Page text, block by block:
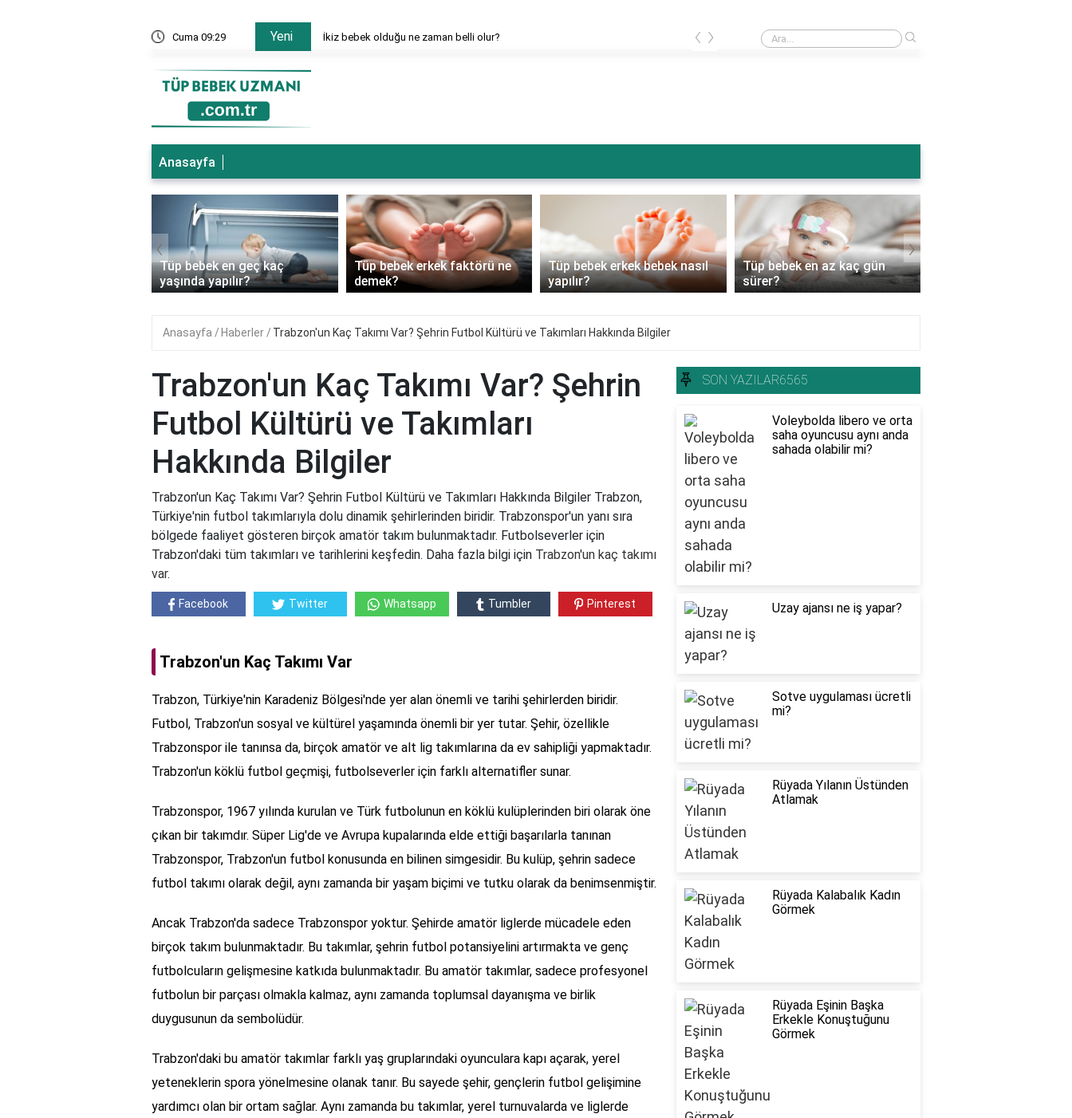
Cuma 09:29 Yeni İkiz bebek olduğu ne zaman belli olur? Ameliyattan sonra karın şişmesi normal mi?
‹ ›
Anasayfa
Tüp bebek en geç kaç
yaşında yapılır?
Tüp bebek erkek faktörü ne
demek?
Tüp bebek erkek bebek nasıl
yapılır?
Tüp bebek en az kaç gün
sürer?
‹ ›
Anasayfa Haberler Trabzon'un Kaç Takımı Var? Şehrin Futbol Kültürü ve Takımları Hakkında Bilgiler
Trabzon'un Kaç Takımı Var? Şehrin
Futbol Kültürü ve Takımları
Hakkında Bilgiler
Trabzon'un Kaç Takımı Var? Şehrin Futbol Kültürü ve Takımları Hakkında Bilgiler Trabzon,
Türkiye'nin futbol takımlarıyla dolu dinamik şehirlerinden biridir. Trabzonspor'un yanı sıra
bölgede faaliyet gösteren birçok amatör takım bulunmaktadır. Futbolseverler için
Trabzon'daki tüm takımları ve tarihlerini keşfedin. Daha fazla bilgi için Trabzon'un kaç takımı
var.
Facebook Twitter Whatsapp Tumbler Pinterest
Trabzon'un Kaç Takımı Var
Trabzon, Türkiye'nin Karadeniz Bölgesi'nde yer alan önemli ve tarihi şehirlerden biridir.
Futbol, Trabzon'un sosyal ve kültürel yaşamında önemli bir yer tutar. Şehir, özellikle
Trabzonspor ile tanınsa da, birçok amatör ve alt lig takımlarına da ev sahipliği yapmaktadır.
Trabzon'un köklü futbol geçmişi, futbolseverler için farklı alternatifler sunar.
Trabzonspor, 1967 yılında kurulan ve Türk futbolunun en köklü kulüplerinden biri olarak öne
çıkan bir takımdır. Süper Lig'de ve Avrupa kupalarında elde ettiği başarılarla tanınan
Trabzonspor, Trabzon'un futbol konusunda en bilinen simgesidir. Bu kulüp, şehrin sadece
futbol takımı olarak değil, aynı zamanda bir yaşam biçimi ve tutku olarak da benimsenmiştir.
Ancak Trabzon'da sadece Trabzonspor yoktur. Şehirde amatör liglerde mücadele eden
birçok takım bulunmaktadır. Bu takımlar, şehrin futbol potansiyelini artırmakta ve genç
futbolcuların gelişmesine katkıda bulunmaktadır. Bu amatör takımlar, sadece profesyonel
futbolun bir parçası olmakla kalmaz, aynı zamanda toplumsal dayanışma ve birlik
duygusunun da sembolüdür.
Trabzon'daki bu amatör takımlar farklı yaş gruplarındaki oyunculara kapı açarak, yerel
yeteneklerin spora yönelmesine olanak tanır. Bu sayede şehir, gençlerin futbol gelişimine
yardımcı olan bir ortam sağlar. Aynı zamanda bu takımlar, yerel turnuvalarda ve liglerde
SON YAZILAR6565
Voleybolda libero ve orta
saha oyuncusu aynı anda
sahada olabilir mi?
Uzay ajansı ne iş yapar?
Sotve uygulaması ücretli
mi?
Rüyada Yılanın Üstünden
Atlamak
Rüyada Kalabalık Kadın
Görmek
Rüyada Eşinin Başka
Erkekle Konuştuğunu
Görmek